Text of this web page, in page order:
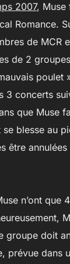
2007, Muse
Romance.
de MCR
de 2
poulet
3 concerts
que Muse
se blesse au
être
n’ont que
groupe doit
prévue dans